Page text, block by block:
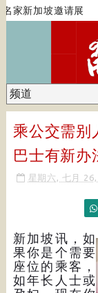
新加坡邀请展
乘公交需别
巴士有新办
星期六, 七月
新加坡讯，如
果你是个需要
座位的乘客，
如年长人士或